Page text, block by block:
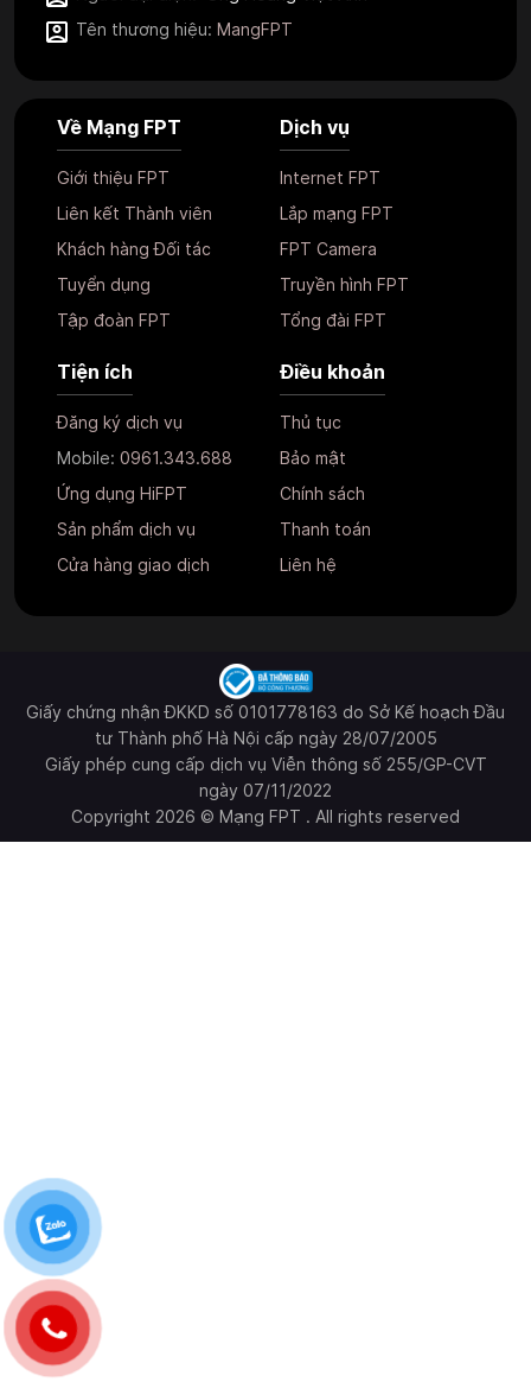
Tên thương hiệu: MangFPT
Về Mạng FPT
Giới thiệu FPT
Liên kết Thành viên
Khách hàng Đối tác
Tuyển dụng
Tập đoàn FPT
Dịch vụ
Internet FPT
Lắp mạng FPT
FPT Camera
Truyền hình FPT
Tổng đài FPT
Tiện ích
Đăng ký dịch vụ
Mobile: 0961.343.688
Ứng dụng HiFPT
Sản phẩm dịch vụ
Cửa hàng giao dịch
Điều khoản
Thủ tục
Bảo mật
Chính sách
Thanh toán
Liên hệ
Giấy chứng nhận ĐKKD số 0101778163 do Sở Kế hoạch Đầu
tư Thành phố Hà Nội cấp ngày 28/07/2005
Giấy phép cung cấp dịch vụ Viễn thông số 255/GP-CVT
ngày 07/11/2022
Copyright 2026 © Mạng FPT . All rights reserved